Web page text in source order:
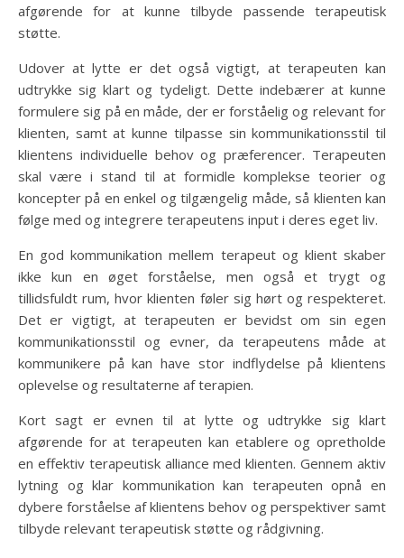
afgørende for at kunne tilbyde passende terapeutisk
støtte.
Udover at lytte er det også vigtigt, at terapeuten kan
udtrykke sig klart og tydeligt. Dette indebærer at kunne
formulere sig på en måde, der er forståelig og relevant for
klienten, samt at kunne tilpasse sin kommunikationsstil til
klientens individuelle behov og præferencer. Terapeuten
skal være i stand til at formidle komplekse teorier og
koncepter på en enkel og tilgængelig måde, så klienten kan
følge med og integrere terapeutens input i deres eget liv.
En god kommunikation mellem terapeut og klient skaber
ikke kun en øget forståelse, men også et trygt og
tillidsfuldt rum, hvor klienten føler sig hørt og respekteret.
Det er vigtigt, at terapeuten er bevidst om sin egen
kommunikationsstil og evner, da terapeutens måde at
kommunikere på kan have stor indflydelse på klientens
oplevelse og resultaterne af terapien.
Kort sagt er evnen til at lytte og udtrykke sig klart
afgørende for at terapeuten kan etablere og opretholde
en effektiv terapeutisk alliance med klienten. Gennem aktiv
lytning og klar kommunikation kan terapeuten opnå en
dybere forståelse af klientens behov og perspektiver samt
tilbyde relevant terapeutisk støtte og rådgivning.